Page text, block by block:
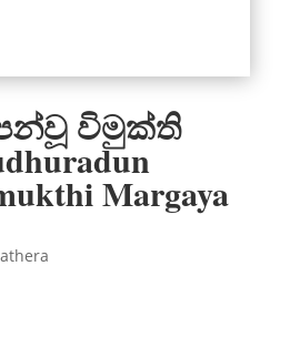
විමුක්ති
Margaya